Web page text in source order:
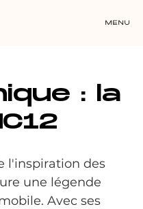
MENU
: la
l'inspiration des
une légende
Avec ses